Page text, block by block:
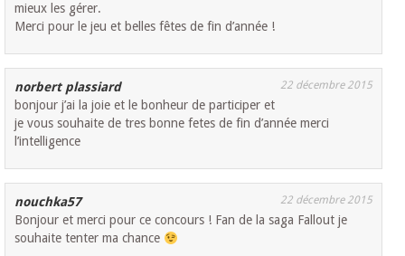
mieux les gérer.
Merci pour le jeu et belles fêtes de fin d’année !
norbert plassiard 22 décembre 2015
bonjour j’ai la joie et le bonheur de participer et
je vous souhaite de tres bonne fetes de fin d’année merci
l’intelligence
nouchka57 22 décembre 2015
Bonjour et merci pour ce concours ! Fan de la saga Fallout je
souhaite tenter ma chance